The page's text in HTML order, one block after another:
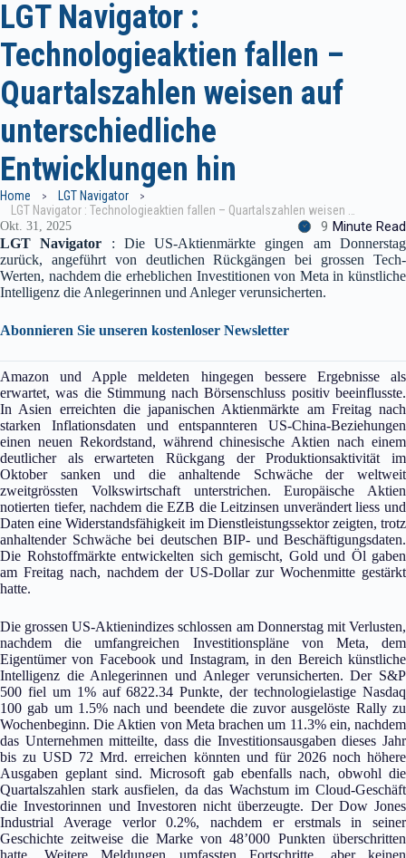
LGT Navigator :
Technologieaktien fallen –
Quartalszahlen weisen auf
unterschiedliche
Entwicklungen hin
Home
LGT Navigator
LGT Navigator : Technologieaktien fallen – Quartalszahlen weisen auf unterschiedliche Entwicklungen hin
Okt. 31, 2025 9 Minute Read
LGT Navigator : Die US-Aktienmärkte gingen am Donnerstag
zurück, angeführt von deutlichen Rückgängen bei grossen Tech-
Werten, nachdem die erheblichen Investitionen von Meta in künstliche
Intelligenz die Anlegerinnen und Anleger verunsicherten.
Abonnieren Sie unseren kostenloser Newsletter
Amazon und Apple meldeten hingegen bessere Ergebnisse als
erwartet, was die Stimmung nach Börsenschluss positiv beeinflusste.
In Asien erreichten die japanischen Aktienmärkte am Freitag nach
starken Inflationsdaten und entspannteren US-China-Beziehungen
einen neuen Rekordstand, während chinesische Aktien nach einem
deutlicher als erwarteten Rückgang der Produktionsaktivität im
Oktober sanken und die anhaltende Schwäche der weltweit
zweitgrössten Volkswirtschaft unterstrichen. Europäische Aktien
notierten tiefer, nachdem die EZB die Leitzinsen unverändert liess und
Daten eine Widerstandsfähigkeit im Dienstleistungssektor zeigten, trotz
anhaltender Schwäche bei deutschen BIP- und Beschäftigungsdaten.
Die Rohstoffmärkte entwickelten sich gemischt, Gold und Öl gaben
am Freitag nach, nachdem der US-Dollar zur Wochenmitte gestärkt
hatte.
Die grossen US-Aktienindizes schlossen am Donnerstag mit Verlusten,
nachdem die umfangreichen Investitionspläne von Meta, dem
Eigentümer von Facebook und Instagram, in den Bereich künstliche
Intelligenz die Anlegerinnen und Anleger verunsicherten. Der S&P
500 fiel um 1% auf 6822.34 Punkte, der technologielastige Nasdaq
100 gab um 1.5% nach und beendete die zuvor ausgelöste Rally zu
Wochenbeginn. Die Aktien von Meta brachen um 11.3% ein, nachdem
das Unternehmen mitteilte, dass die Investitionsausgaben dieses Jahr
bis zu USD 72 Mrd. erreichen könnten und für 2026 noch höhere
Ausgaben geplant sind. Microsoft gab ebenfalls nach, obwohl die
Quartalszahlen stark ausfielen, da das Wachstum im Cloud-Geschäft
die Investorinnen und Investoren nicht überzeugte. Der Dow Jones
Industrial Average verlor 0.2%, nachdem er erstmals in seiner
Geschichte zeitweise die Marke von 48’000 Punkten überschritten